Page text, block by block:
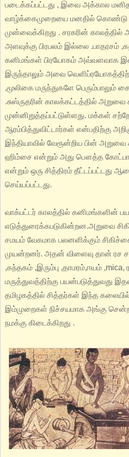
படைக்கப்பட்டது , இவை அக்கால
வாழ்க்கைமுறையை மனதில்
முன்வைக்கிறது . சரகரின் காலத்தில்
அளவுக்கு பிரபலம் இல்லை
கனிமங்கள் பிரயோகம் அவ்வளவாக
இருந்தாலும் அவை
,மூலிகை மருந்துகளே பெரும்பாலும்
.சுஸ்ருதரின் காலக்கட்டத்தில் அறுவை
முன்னிறுத்தப்பட்டுள்ளது. மக்கள்
ஆரம்பித்துவிட்டார்கள் என்பதிற்கு
இந்தியாவில் வேரூன்றிய பின் அறுவை
ஹிம்சை என்றும் அது பௌத்த
என்றும் ஒரு சித்திரம் தீட்டப்பட்டது
செய்யப்பட்டது.
வாக்பட்டர் காலத்தில் கனிமங்களின்
எடுத்துரைக்கபடுகின்றன.அறுவை
சமயம் வேகமாக பலனளிக்கும்
முயன்றனர். அதன் விளைவு தான் ரச
,கந்தகம் ,இரும்பு ,தாமரம்,ஈயம்
மருத்துவத்திற்கு பயன்படுத்துவது
தமிழகத்தில் சித்தர்கள் இந்த
இம்முறைகள் நிச்சயமாக அங்கு
நமக்கு கிடைக்கிறது .